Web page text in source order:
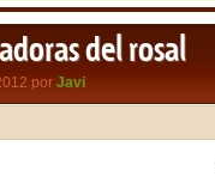
del rosal
por Javi